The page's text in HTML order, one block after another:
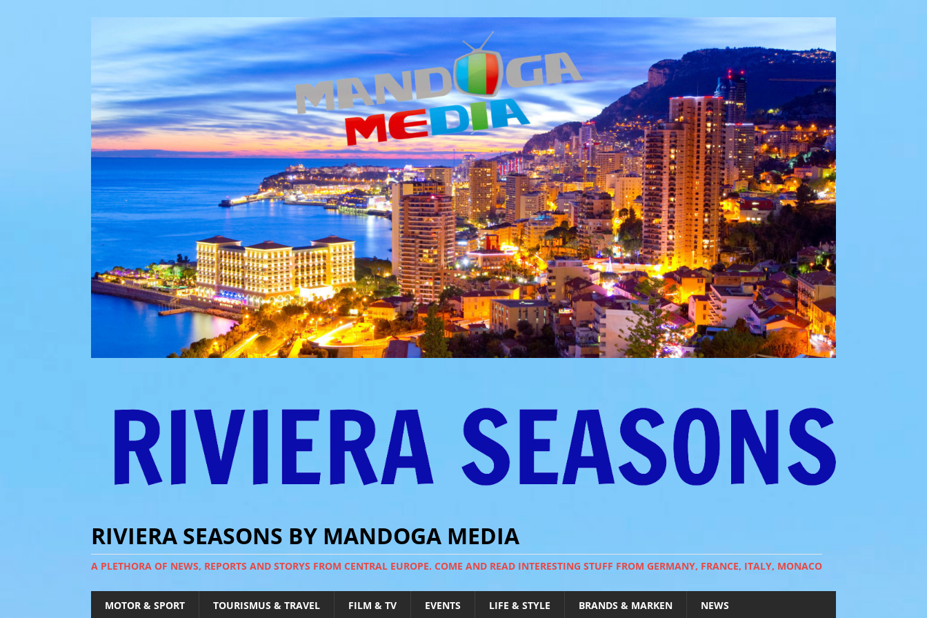
RIVIERA SEASONS BY MANDOGA MEDIA
A PLETHORA OF NEWS, REPORTS AND STORYS FROM CENTRAL EUROPE. COME AND READ INTERESTING STUFF FROM GERMANY, FRANCE, ITALY, MONACO
MOTOR & SPORT TOURISMUS & TRAVEL FILM & TV EVENTS LIFE & STYLE BRANDS & MARKEN NEWS